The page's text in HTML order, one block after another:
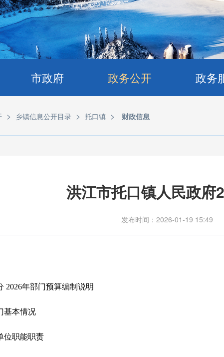
市政府 政务公开 政务
> 乡镇信息公开目录 > 托口镇 > 财政信息
洪江市托口镇人民政府
发布时间：2026-01-19 15:49
2026年部门预算编制说明
基本情况
位职能职责